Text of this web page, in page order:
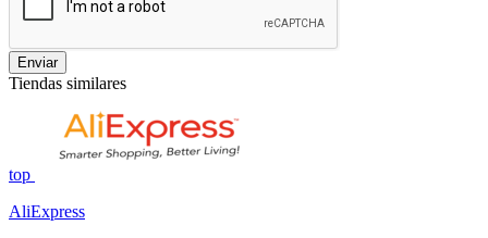
Enviar
Tiendas similares
top
AliExpress